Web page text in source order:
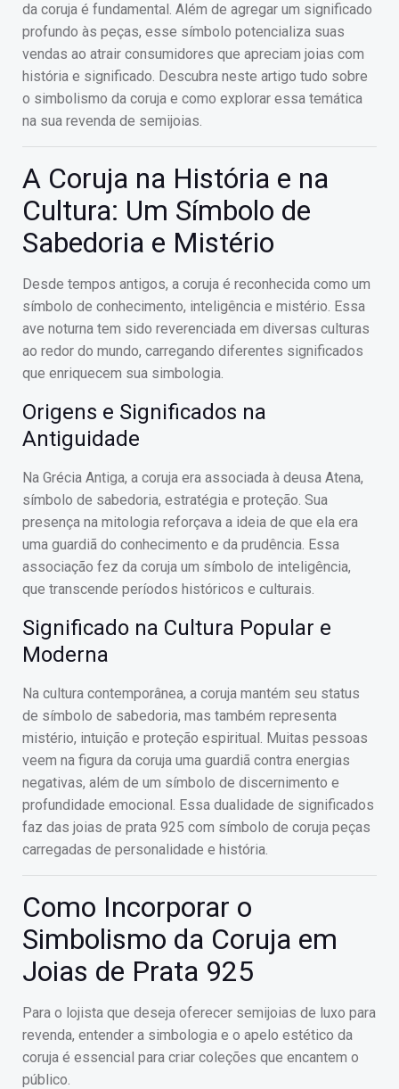
da coruja é fundamental. Além de agregar um significado
profundo às peças, esse símbolo potencializa suas
vendas ao atrair consumidores que apreciam joias com
história e significado. Descubra neste artigo tudo sobre
o simbolismo da coruja e como explorar essa temática
na sua revenda de semijoias.
A Coruja na História e na
Cultura: Um Símbolo de
Sabedoria e Mistério
Desde tempos antigos, a coruja é reconhecida como um
símbolo de conhecimento, inteligência e mistério. Essa
ave noturna tem sido reverenciada em diversas culturas
ao redor do mundo, carregando diferentes significados
que enriquecem sua simbologia.
Origens e Significados na
Antiguidade
Na Grécia Antiga, a coruja era associada à deusa Atena,
símbolo de sabedoria, estratégia e proteção. Sua
presença na mitologia reforçava a ideia de que ela era
uma guardiã do conhecimento e da prudência. Essa
associação fez da coruja um símbolo de inteligência,
que transcende períodos históricos e culturais.
Significado na Cultura Popular e
Moderna
Na cultura contemporânea, a coruja mantém seu status
de símbolo de sabedoria, mas também representa
mistério, intuição e proteção espiritual. Muitas pessoas
veem na figura da coruja uma guardiã contra energias
negativas, além de um símbolo de discernimento e
profundidade emocional. Essa dualidade de significados
faz das joias de prata 925 com símbolo de coruja peças
carregadas de personalidade e história.
Como Incorporar o
Simbolismo da Coruja em
Joias de Prata 925
Para o lojista que deseja oferecer semijoias de luxo para
revenda, entender a simbologia e o apelo estético da
coruja é essencial para criar coleções que encantem o
público.